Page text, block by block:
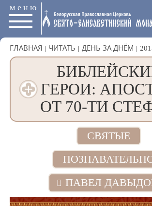
меню
ГЛАВНАЯ | ЧИТАТЬ | ДЕНЬ ЗА ДНЁМ |
ГЕРОИ:
ОТ 70-ТИ
СВЯТЫЕ
ПАВЕЛ